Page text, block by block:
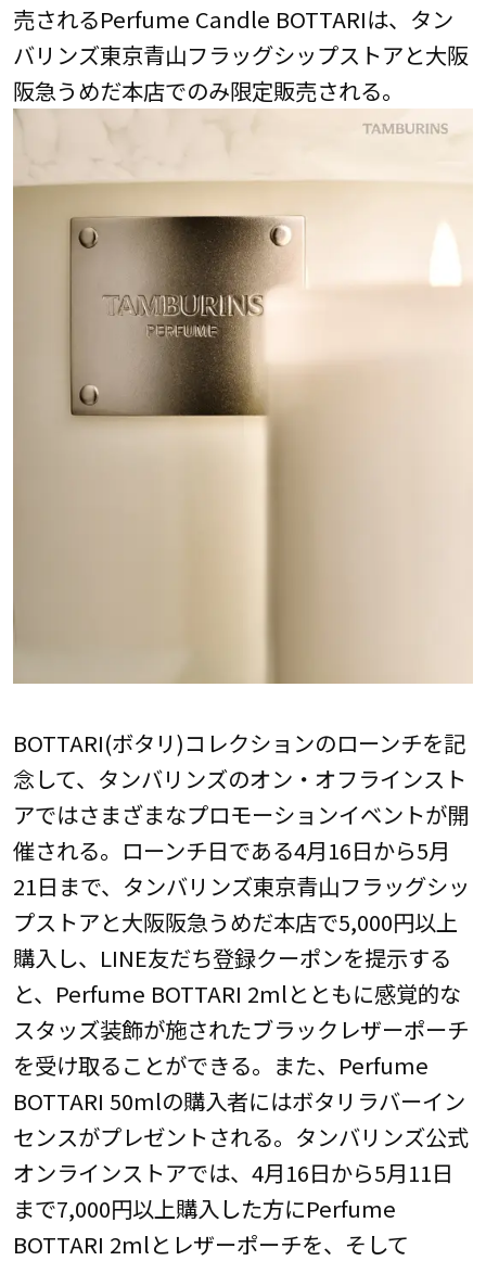
売されるPerfume Candle BOTTARIは、タン
バリンズ東京青山フラッグシップストアと大阪
阪急うめだ本店でのみ限定販売される。
BOTTARI(ボタリ)コレクションのローンチを記
念して、タンバリンズのオン・オフラインスト
アではさまざまなプロモーションイベントが開
催される。ローンチ日である4月16日から5月
21日まで、タンバリンズ東京青山フラッグシッ
プストアと大阪阪急うめだ本店で5,000円以上
購入し、LINE友だち登録クーポンを提示する
と、Perfume BOTTARI 2mlとともに感覚的な
スタッズ装飾が施されたブラックレザーポーチ
を受け取ることができる。また、Perfume
BOTTARI 50mlの購入者にはボタリラバーイン
センスがプレゼントされる。タンバリンズ公式
オンラインストアでは、4月16日から5月11日
まで7,000円以上購入した方にPerfume
BOTTARI 2mlとレザーポーチを、そして